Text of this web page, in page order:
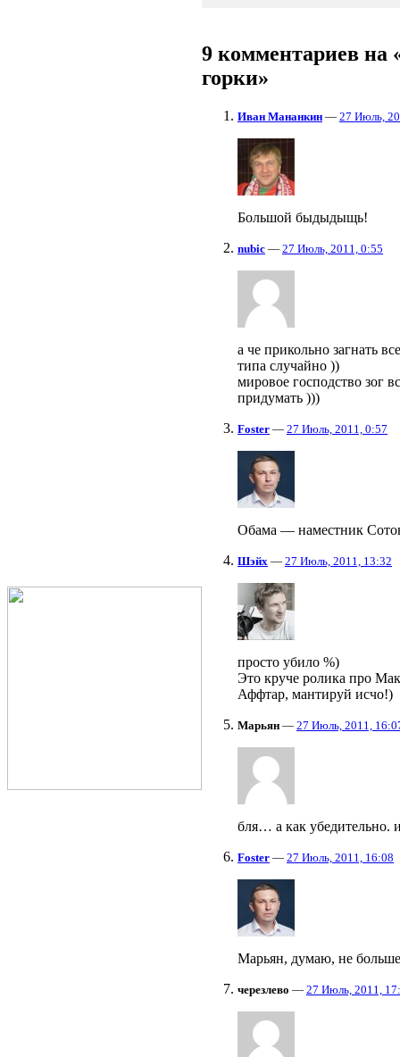
9 комментариев на
горки»
Иван Мананкин — 27 Июль,
Большой быдыдыщь!
nubic — 27 Июль, 2011, 0:55
а че прикольно загнать
типа случайно ))
мировое господство зог
придумать )))
Foster — 27 Июль, 2011, 0:57
Обама — наместник
Шэйх — 27 Июль, 2011, 13:32
просто убило %)
Это круче ролика про
Аффтар, мантируй исчо!)
Марьян — 27 Июль, 2011,
бля… а как убедительно.
Foster — 27 Июль, 2011, 16:08
Марьян, думаю, не
черезлево — 27 Июль, 2011,